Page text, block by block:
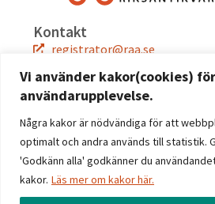
Vi använder kakor(cookies)
användarupplevelse.
Några kakor är nödvändiga för att
optimalt och andra används till statistik.
'Godkänn alla' godkänner du
kakor. Läs mer om kakor här.
Kontakt
registrator@raa.se
Snabblänkar
Jobba hos oss
Press
Kontakta oss
Följ oss